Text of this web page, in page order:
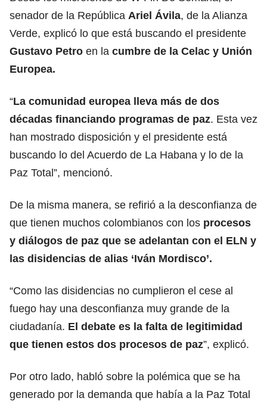
senador de la República Ariel Ávila, de la Alianza
Verde, explicó lo que está buscando el presidente
Gustavo Petro en la cumbre de la Celac y Unión
Europea.
“La comunidad europea lleva más de dos
décadas financiando programas de paz. Esta vez
han mostrado disposición y el presidente está
buscando lo del Acuerdo de La Habana y lo de la
Paz Total”, mencionó.
De la misma manera, se refirió a la desconfianza de
que tienen muchos colombianos con los procesos
y diálogos de paz que se adelantan con el ELN y
las disidencias de alias ‘Iván Mordisco’.
“Como las disidencias no cumplieron el cese al
fuego hay una desconfianza muy grande de la
ciudadanía. El debate es la falta de legitimidad
que tienen estos dos procesos de paz”, explicó.
Por otro lado, habló sobre la polémica que se ha
generado por la demanda que había a la Paz Total